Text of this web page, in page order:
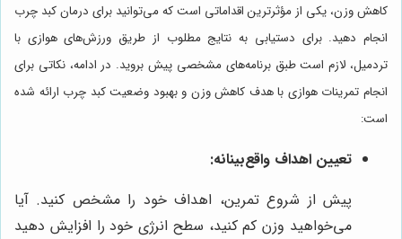
کاهش وزن، یکی از مؤثرترین اقداماتی است که می‌توانید برای درمان کبد چرب
انجام دهید. برای دستیابی به نتایج مطلوب از طریق ورزش‌های هوازی با
تردمیل، لازم است طبق برنامه‌های مشخصی پیش بروید. در ادامه، نکاتی برای
انجام تمرینات هوازی با هدف کاهش وزن و بهبود وضعیت کبد چرب ارائه شده
است:
تعیین اهداف واقع‌بینانه:
پیش از شروع تمرین، اهداف خود را مشخص کنید. آیا
می‌خواهید وزن کم کنید، سطح انرژی خود را افزایش دهید